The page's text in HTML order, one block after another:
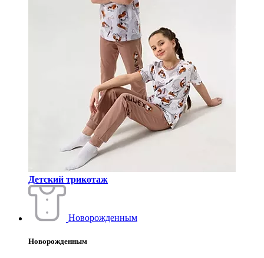
Детский трикотаж
Новорожденным
Новорожденным